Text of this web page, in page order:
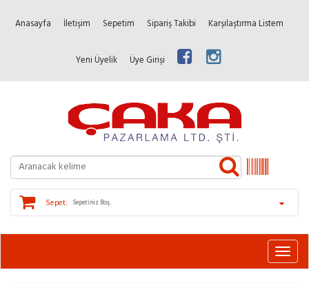
Anasayfa İletişim Sepetim Sipariş Takibi Karşılaştırma Listem
Yeni Üyelik Üye Girişi
Sepet: Sepetiniz Boş.